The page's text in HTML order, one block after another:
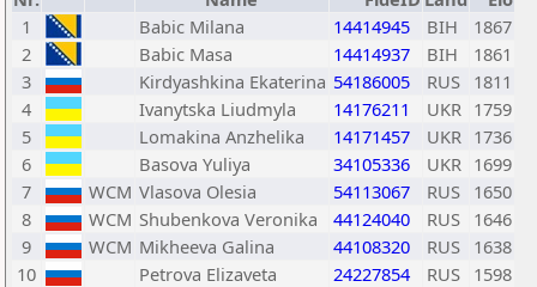
1
Babic Milana 14414945 BIH
1867
2
Babic Masa 14414937 BIH
1861
3
Kirdyashkina Ekaterina 54186005 RUS 1811
4
Ivanytska Liudmyla 14176211 UKR 1759
5
Lomakina Anzhelika 14171457 UKR 1736
6
Basova Yuliya 34105336 UKR 1699
7
WCM Vlasova Olesia 54113067 RUS 1650
8
WCM Shubenkova Veronika 44124040 RUS 1646
9
WCM Mikheeva Galina 44108320 RUS 1638
10
Petrova Elizaveta 24227854 RUS 1598